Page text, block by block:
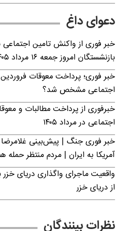
دعوای داغ
خبر فوری از واکنش تامین
بازنشستگان امروز جمعه ۱۶ مرداد ۱۴۰۵
خبر فوری؛ پرداخت معوقات
اجتماعی مشخص شد؟
خبرفوری از پرداخت مطالبات و
اجتماعی در مرداد ۱۴۰۵
خبر فوری جنگ | پیش‌بینی غلامرضا
آمریکا به ایران | مردم منتظر حمله
واقعیت ماجرای واگذاری دریای
از دریای خزر
نظرات بینندگان